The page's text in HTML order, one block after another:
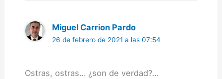
Miguel Carrion Pardo
26 de febrero de 2021 a las 07:54
Ostras, ostras… ¿son de verdad?…